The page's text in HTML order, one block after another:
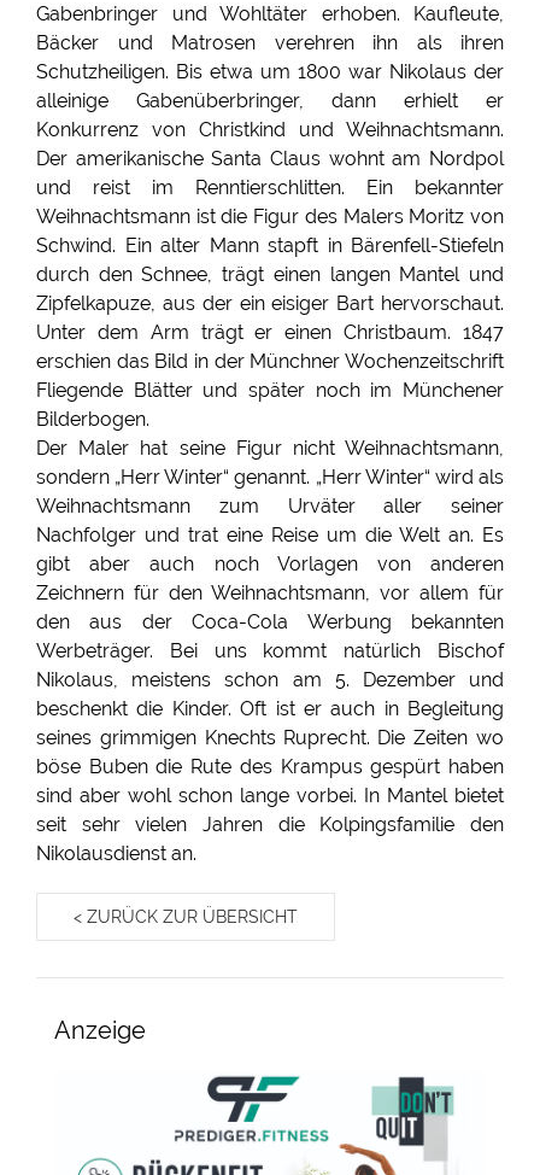
Gabenbringer und Wohltäter erhoben. Kaufleute,
Bäcker und Matrosen verehren ihn als ihren
Schutzheiligen. Bis etwa um 1800 war Nikolaus der
alleinige Gabenüberbringer, dann erhielt er
Konkurrenz von Christkind und Weihnachtsmann.
Der amerikanische Santa Claus wohnt am Nordpol
und reist im Renntierschlitten. Ein bekannter
Weihnachtsmann ist die Figur des Malers Moritz von
Schwind. Ein alter Mann stapft in Bärenfell-Stiefeln
durch den Schnee, trägt einen langen Mantel und
Zipfelkapuze, aus der ein eisiger Bart hervorschaut.
Unter dem Arm trägt er einen Christbaum. 1847
erschien das Bild in der Münchner Wochenzeitschrift
Fliegende Blätter und später noch im Münchener
Bilderbogen.
Der Maler hat seine Figur nicht Weihnachtsmann,
sondern „Herr Winter“ genannt. „Herr Winter“ wird als
Weihnachtsmann zum Urväter aller seiner
Nachfolger und trat eine Reise um die Welt an. Es
gibt aber auch noch Vorlagen von anderen
Zeichnern für den Weihnachtsmann, vor allem für
den aus der Coca-Cola Werbung bekannten
Werbeträger. Bei uns kommt natürlich Bischof
Nikolaus, meistens schon am 5. Dezember und
beschenkt die Kinder. Oft ist er auch in Begleitung
seines grimmigen Knechts Ruprecht. Die Zeiten wo
böse Buben die Rute des Krampus gespürt haben
sind aber wohl schon lange vorbei. In Mantel bietet
seit sehr vielen Jahren die Kolpingsfamilie den
Nikolausdienst an.
< ZURÜCK ZUR ÜBERSICHT
Anzeige